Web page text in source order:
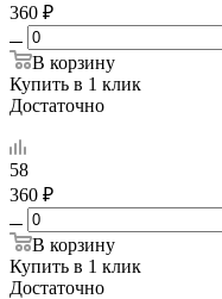
360 ₽
В корзину
Купить в 1 клик
Достаточно
58
360 ₽
В корзину
Купить в 1 клик
Достаточно